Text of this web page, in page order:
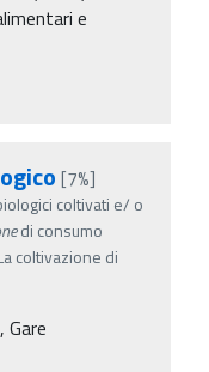
e
[7%]
coltivati e/ o
di consumo
coltivazione di